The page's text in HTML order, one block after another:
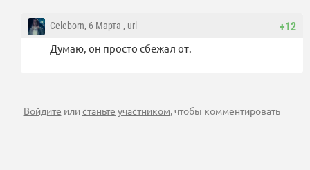
+12
Celeborn, 6 Марта , url
Думаю, он просто сбежал от.
Войдите илистаньте участником, чтобы комментировать